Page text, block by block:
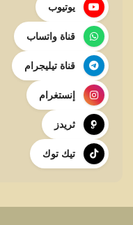
يوتيوب
قناة واتساب
قناة تيليجرام
إنستغرام
ثريدز
تيك توك